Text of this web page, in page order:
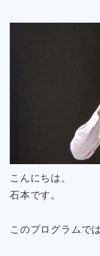
こんにちは。
石本です。
このプログラムでは